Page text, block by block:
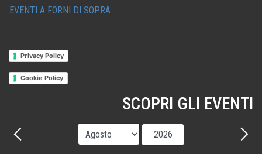
EVENTI A FORNI DI SOPRA
Privacy Policy
Cookie Policy
SCOPRI GLI EVENTI
Precedente - Mese
Anno